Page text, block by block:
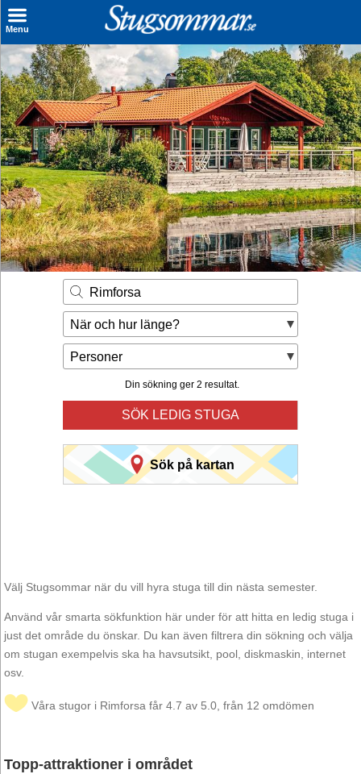
Menu
Sök stuga
Sista Minuten
Genvägar
Inspiration
Kontakt
Husägare
Se hur mycket du kan tjäna
Räkna ut din
hyresintäkt
Rimforsa
När och hur länge?
Personer
Din sökning ger 2 resultat.
SÖK LEDIG STUGA
Sök på kartan
Välj Stugsommar när du vill hyra stuga till din nästa semester.
Använd vår smarta sökfunktion här under för att hitta en ledig stuga i
just det område du önskar. Du kan även filtrera din sökning och välja
om stugan exempelvis ska ha havsutsikt, pool, diskmaskin, internet
osv.
Våra stugor i Rimforsa får 4.7 av 5.0, från 12 omdömen
Topp-attraktioner i området